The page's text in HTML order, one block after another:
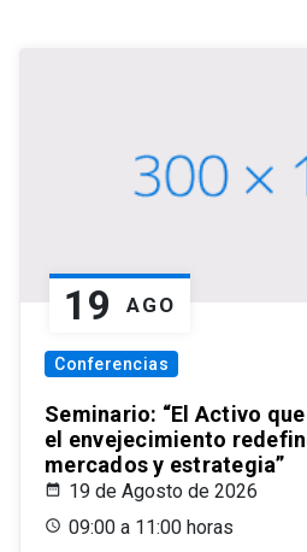
19 AGO
Conferencias
Seminario: “El Activo
el envejecimiento
mercados y estrategia”
19 de Agosto de 2026
09:00 a 11:00 horas